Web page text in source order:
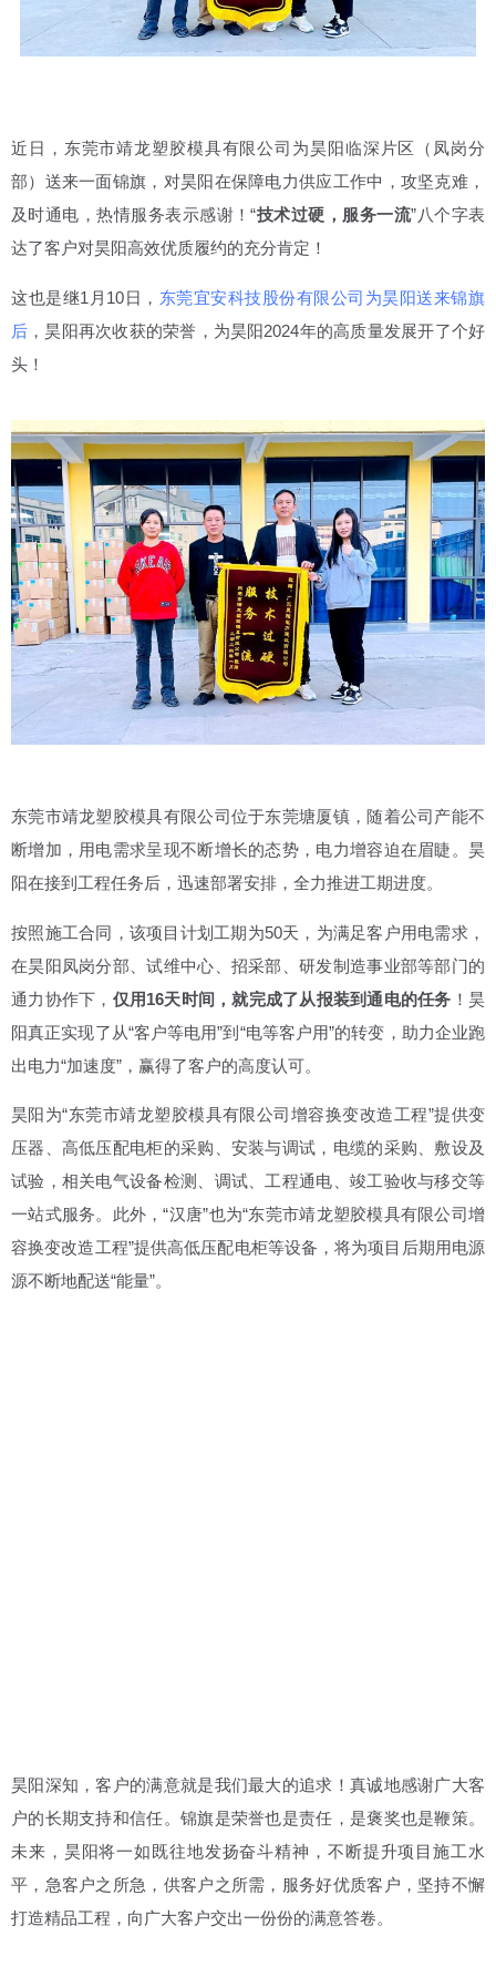
近日，东莞市靖龙塑胶模具有限公司为昊阳临深片区（凤岗分
部）送来一面锦旗，对昊阳在保障电力供应工作中，攻坚克难，
及时通电，热情服务表示感谢！“技术过硬，服务一流”八个字表
达了客户对昊阳高效优质履约的充分肯定！
这也是继1月10日， 东莞宜安科技股份有限公司为昊阳送来锦旗
后 ，昊阳再次收获的荣誉，为昊阳2024年的高质量发展开了个好
头！
东莞市靖龙塑胶模具有限公司位于东莞塘厦镇，随着公司产能不
断增加，用电需求呈现不断增长的态势，电力增容迫在眉睫。昊
阳在接到工程任务后，迅速部署安排，全力推进工期进度。
按照施工合同，该项目计划工期为50天，为满足客户用电需求，
在昊阳凤岗分部、试维中心、招采部、研发制造事业部等部门的
通力协作下， 仅用16天时间，就完成了从报装到通电的任务 ！昊
阳真正实现了从“客户等电用”到“电等客户用”的转变，助力企业跑
出电力“加速度”，赢得了客户的高度认可。
昊阳为“东莞市靖龙塑胶模具有限公司增容换变改造工程”提供变
压器、高低压配电柜的采购、安装与调试，电缆的采购、敷设及
试验，相关电气设备检测、调试、工程通电、竣工验收与移交等
一站式服务。此外，“汉唐”也为“东莞市靖龙塑胶模具有限公司增
容换变改造工程”提供高低压配电柜等设备，将为项目后期用电源
源不断地配送“能量”。
昊阳深知，客户的满意就是我们最大的追求！真诚地感谢广大客
户的长期支持和信任。锦旗是荣誉也是责任，是褒奖也是鞭策。
未来，昊阳将一如既往地发扬奋斗精神，不断提升项目施工水
平，急客户之所急，供客户之所需，服务好优质客户，坚持不懈
打造精品工程，向广大客户交出一份份的满意答卷。